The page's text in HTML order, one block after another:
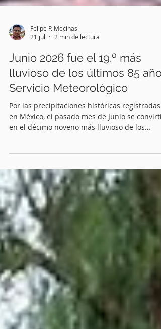
Felipe P. Mecinas
2 min de lectura
Junio 2026 fue el 19.º más
lluvioso de los últimos 85
Servicio Meteorológico
en el décimo noveno más lluvioso de los
últimos 85 años; esto es desde que existen
registros estadísticos en el país, en 1941. Así
confirmó la Comisión Nacional del Agua
(Conagua), al hacer un reporte del primer
semestre de 2026.